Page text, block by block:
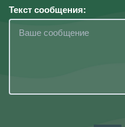
Текст сообщения: